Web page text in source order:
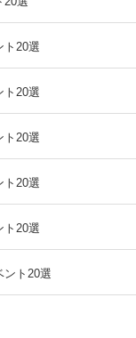
ト20選
ト20選
ト20選
ト20選
ト20選
ント20選